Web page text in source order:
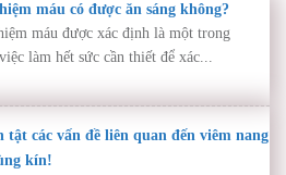
máu có được ăn sáng không?
máu được xác định là một trong
làm hết sức cần thiết để xác...
tật các vấn đề liên quan đến viêm nang
kín!